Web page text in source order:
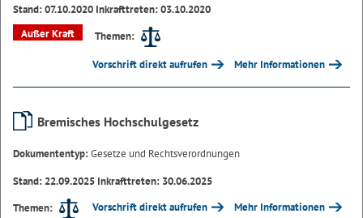
Stand: 07.10.2020 Inkrafttreten: 03.10.2020
Außer Kraft
Themen:
Vorschrift direkt aufrufen Mehr Informationen
Bremisches Hochschulgesetz
Dokumententyp:Gesetze und Rechtsverordnungen
Stand: 22.09.2025 Inkrafttreten: 30.06.2025
Themen:
Vorschrift direkt aufrufen Mehr Informationen